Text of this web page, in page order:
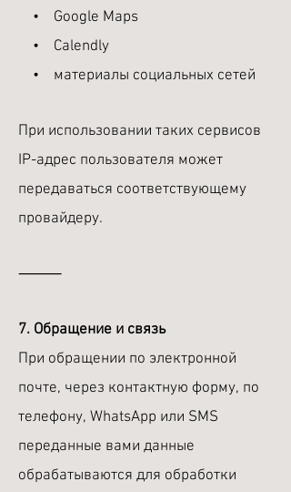
• Google Maps
• Calendly
• материалы социальных сетей
При использовании таких сервисов
IP-адрес пользователя может
передаваться соответствующему
провайдеру.
⸻
7. Обращение и связь
При обращении по электронной
почте, через контактную форму, по
телефону, WhatsApp или SMS
переданные вами данные
обрабатываются для обработки